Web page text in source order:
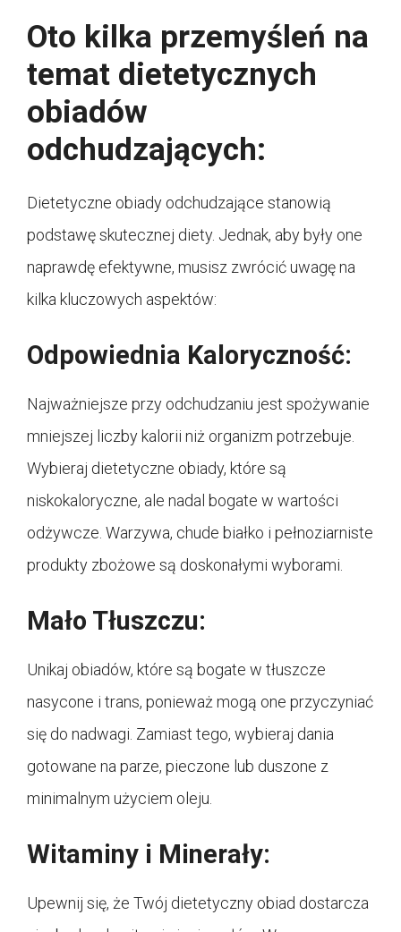
Oto kilka przemyśleń na
temat dietetycznych
obiadów
odchudzających:
Dietetyczne obiady odchudzające stanowią
podstawę skutecznej diety. Jednak, aby były one
naprawdę efektywne, musisz zwrócić uwagę na
kilka kluczowych aspektów:
Odpowiednia Kaloryczność:
Najważniejsze przy odchudzaniu jest spożywanie
mniejszej liczby kalorii niż organizm potrzebuje.
Wybieraj dietetyczne obiady, które są
niskokaloryczne, ale nadal bogate w wartości
odżywcze. Warzywa, chude białko i pełnoziarniste
produkty zbożowe są doskonałymi wyborami.
Mało Tłuszczu:
Unikaj obiadów, które są bogate w tłuszcze
nasycone i trans, ponieważ mogą one przyczyniać
się do nadwagi. Zamiast tego, wybieraj dania
gotowane na parze, pieczone lub duszone z
minimalnym użyciem oleju.
Witaminy i Minerały:
Upewnij się, że Twój dietetyczny obiad dostarcza